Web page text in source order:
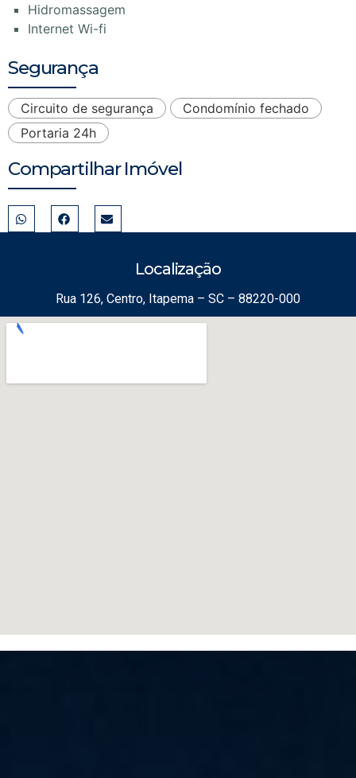
Hidromassagem
Internet Wi-fi
Segurança
Circuito de segurança
Condomínio fechado
Portaria 24h
Compartilhar Imóvel
Localização
Rua 126, Centro, Itapema – SC – 88220-000